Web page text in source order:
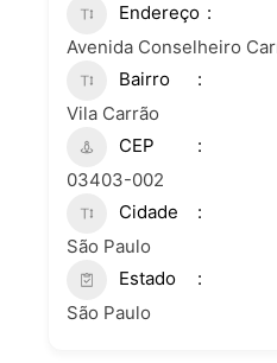
Endereço
Avenida Conselheiro
Bairro
Vila Carrão
CEP
03403-002
Cidade
São Paulo
Estado
São Paulo